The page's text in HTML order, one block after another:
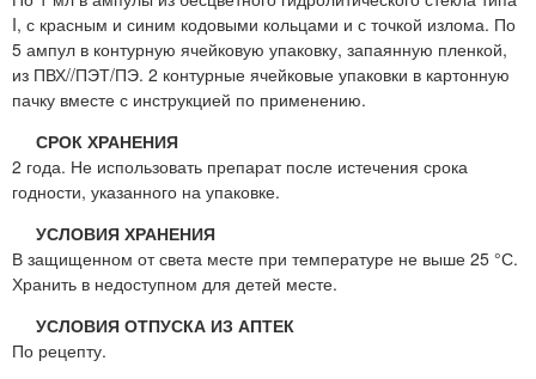
I, с красным и синим кодовыми кольцами и с точкой излома. По
5 ампул в контурную ячейковую упаковку, запаянную пленкой,
из ПВХ//ПЭТ/ПЭ. 2 контурные ячейковые упаковки в картонную
пачку вместе с инструкцией по применению.
СРОК ХРАНЕНИЯ
2 года. Не использовать препарат после истечения срока
годности, указанного на упаковке.
УСЛОВИЯ ХРАНЕНИЯ
В защищенном от света месте при температуре не выше 25 °С.
Хранить в недоступном для детей месте.
УСЛОВИЯ ОТПУСКА ИЗ АПТЕК
По рецепту.